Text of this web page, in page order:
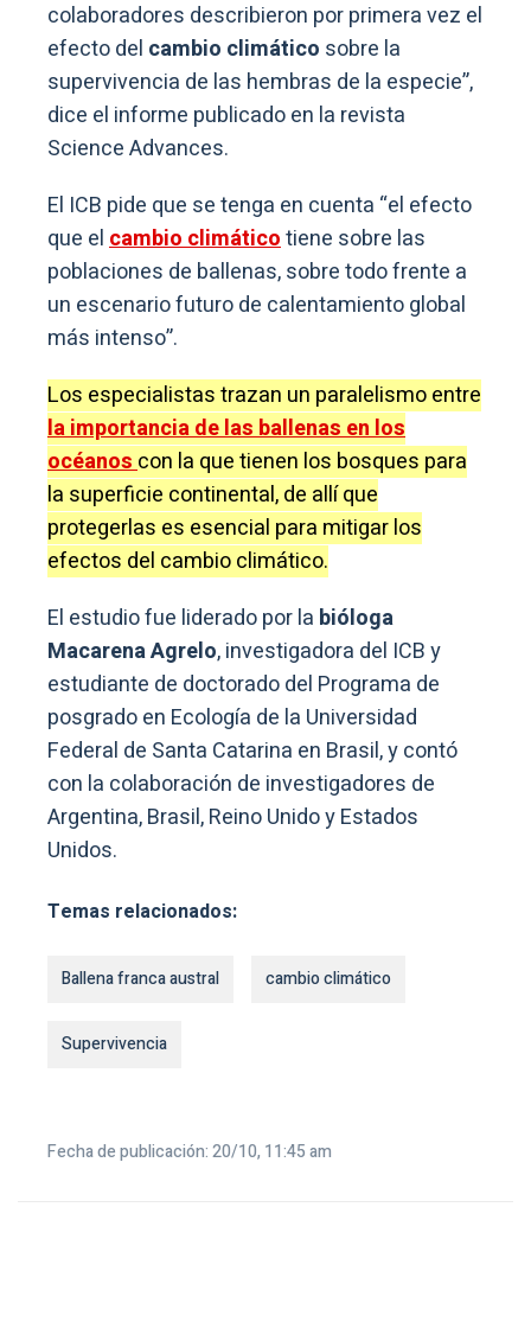
colaboradores describieron por primera vez el
efecto del cambio climático sobre la
supervivencia de las hembras de la especie”,
dice el informe publicado en la revista
Science Advances.
El ICB pide que se tenga en cuenta “el efecto
que elcambio climáticotiene sobre las
poblaciones de ballenas, sobre todo frente a
un escenario futuro de calentamiento global
más intenso”.
Los especialistas trazan un paralelismo entre
la importancia de las ballenas en los
océanoscon la que tienen los bosques para
la superficie continental, de allí que
protegerlas es esencial para mitigar los
efectos del cambio climático.
El estudio fue liderado por la bióloga
Macarena Agrelo, investigadora del ICB y
estudiante de doctorado del Programa de
posgrado en Ecología de la Universidad
Federal de Santa Catarina en Brasil, y contó
con la colaboración de investigadores de
Argentina, Brasil, Reino Unido y Estados
Unidos.
Temas relacionados:
Ballena franca austral cambio climático
Supervivencia
Fecha de publicación: 20/10, 11:45 am